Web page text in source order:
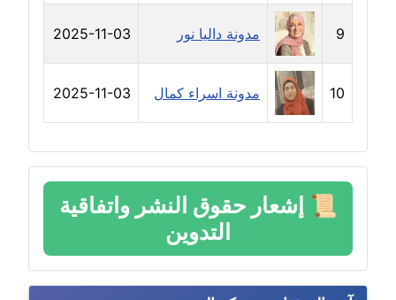
مدونة حنان صلاح الدين
عاملة
مدونة حنان طنطاوي
عاملة
مدونة حنين الفلسطينية
مدونة خالد الخطيب
مدونة خالد العامري
9 مدونة داليا نور 2025-11-03
10 مدونة اسراء كمال 2025-11-03
📜 إشعار حقوق النشر واتفاقية
التدوين